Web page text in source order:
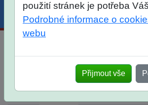
Elektronické materiály
použití stránek je potřeba
Podrobné informace o
webu
Přijmout vše